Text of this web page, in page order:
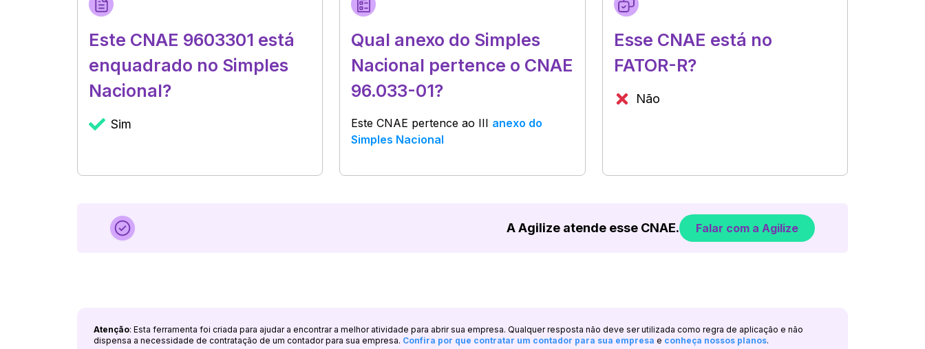
Este CNAE 9603301 está
enquadrado no Simples
Nacional?
Sim
Qual anexo do Simples
Nacional pertence o CNAE
96.033-01?
Este CNAE pertence ao III anexo do
Simples Nacional
Esse CNAE está no
FATOR-R?
Não
A Agilize atende esse CNAE. Falar com a Agilize
Atenção: Esta ferramenta foi criada para ajudar a encontrar a melhor atividade para abrir sua empresa. Qualquer resposta não deve ser utilizada como regra de aplicação e não
dispensa a necessidade de contratação de um contador para sua empresa. Confira por que contratar um contador para sua empresa e conheça nossos planos.